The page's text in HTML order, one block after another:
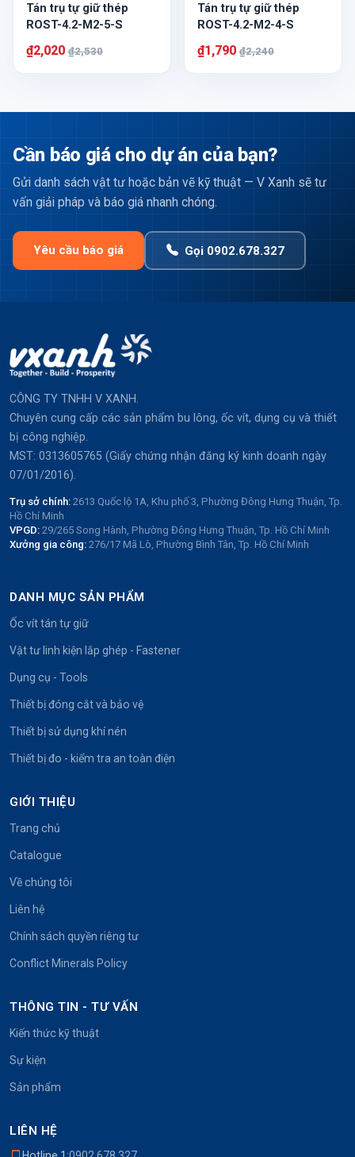
Tán trụ tự giữ thép
ROST-4.2-M2-5-S
₫2,020 ₫2,530
Tán trụ tự giữ thép
ROST-4.2-M2-4-S
₫1,790 ₫2,240
Cần báo giá cho dự án của bạn?
Gửi danh sách vật tư hoặc bản vẽ kỹ thuật — V Xanh sẽ tư
vấn giải pháp và báo giá nhanh chóng.
Yêu cầu báo giá Gọi 0902.678.327
CÔNG TY TNHH V XANH.
Chuyên cung cấp các sản phẩm bu lông, ốc vít, dụng cụ và thiết
bị công nghiệp.
MST: 0313605765 (Giấy chứng nhận đăng ký kinh doanh ngày
07/01/2016).
Trụ sở chính: 2613 Quốc lộ 1A, Khu phố 3, Phường Đông Hưng Thuận, Tp.
Hồ Chí Minh
VPGD: 29/265 Song Hành, Phường Đông Hưng Thuận, Tp. Hồ Chí Minh
Xưởng gia công: 276/17 Mã Lò, Phường Bình Tân, Tp. Hồ Chí Minh
DANH MỤC SẢN PHẨM
Ốc vít tán tự giữ
Vật tư linh kiện lắp ghép - Fastener
Dụng cụ - Tools
Thiết bị đóng cắt và bảo vệ
Thiết bị sử dụng khí nén
Thiết bị đo - kiểm tra an toàn điện
GIỚI THIỆU
Trang chủ
Catalogue
Về chúng tôi
Liên hệ
Chính sách quyền riêng tư
Conflict Minerals Policy
THÔNG TIN - TƯ VẤN
Kiến thức kỹ thuật
Sự kiện
Sản phẩm
LIÊN HỆ